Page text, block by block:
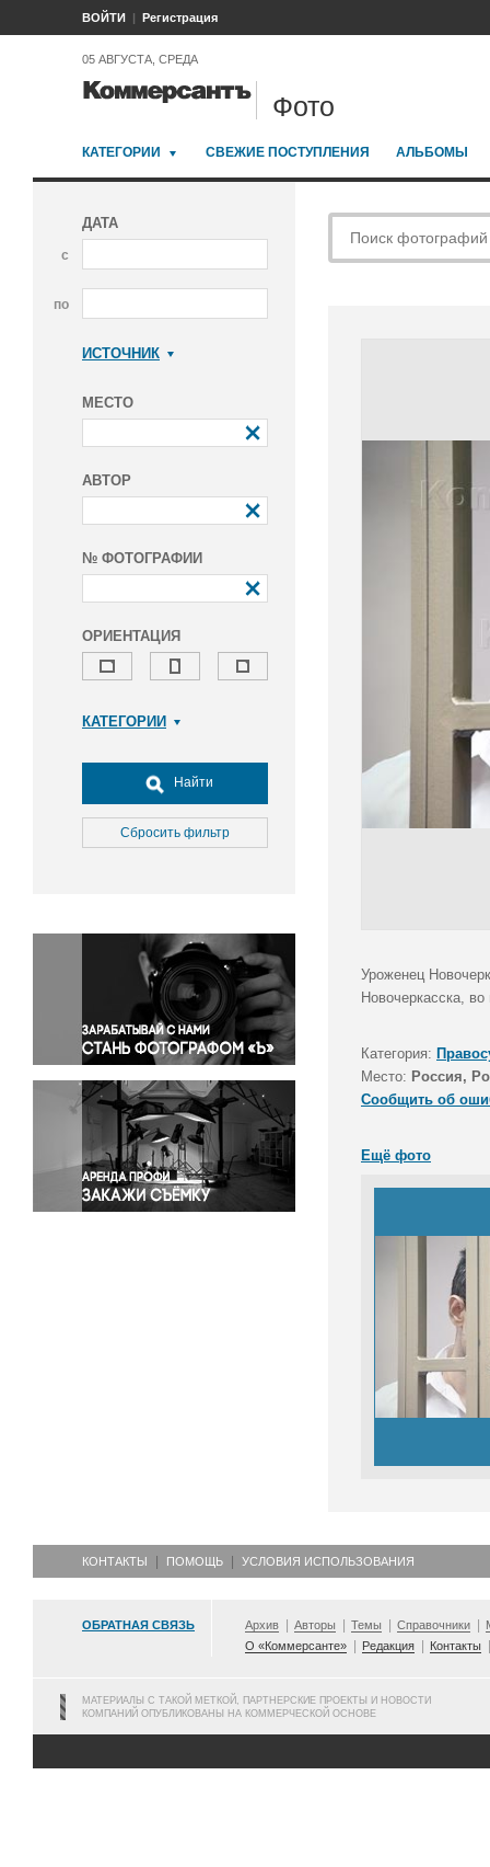
ВОЙТИ Регистрация
05 АВГУСТА, СРЕДА
Фото
КАТЕГОРИИ СВЕЖИЕ ПОСТУПЛЕНИЯ АЛЬБОМЫ
ДАТА
с
по
ИСТОЧНИК
МЕСТО
АВТОР
№ ФОТОГРАФИИ
ОРИЕНТАЦИЯ
КАТЕГОРИИ
Досуг, туризм и отдых
Культура
Медицина
Окружающая среда
Политика
Правосудие
Происшествия и конфликты
Религия
Светская жизнь
Спорт
Экология
Экономика и бизнес
Найти
Сбросить фильтр
Уроженец
Новочеркасска,
Категория:
Место: Россия,
Сообщить об
Ещё фото
КОНТАКТЫ ПОМОЩЬ УСЛОВИЯ ИСПОЛЬЗОВАНИЯ
ОБРАТНАЯ СВЯЗЬ Архив Авторы Темы Справочники
О «Коммерсанте»
Редакция Контакты
МАТЕРИАЛЫ С ТАКОЙ МЕТКОЙ, ПАРТНЕРСКИЕ ПРОЕКТЫ И НОВОСТИ
КОМПАНИЙ ОПУБЛИКОВАНЫ НА КОММЕРЧЕСКОЙ ОСНОВЕ